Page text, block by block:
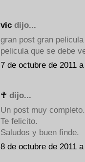
vic dijo...
gran post gran
pelicula que se debe
7 de octubre de 2011
☥ dijo...
Un post muy completo.
Te felicito.
Saludos y buen finde.
8 de octubre de 2011